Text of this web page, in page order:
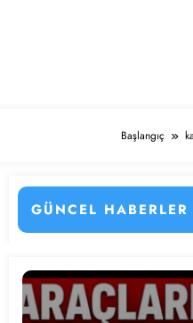
Başlangıç
GÜNCEL HABERLER
Detayları
Hastanesi Personel Alımı